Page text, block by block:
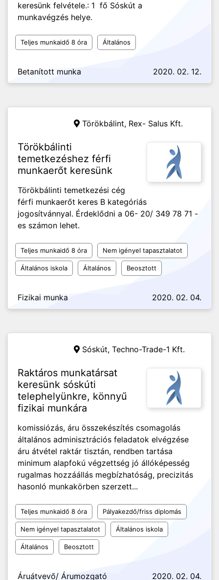
keresünk felvétele.: 1 fő Sóskút a
munkavégzés helye.
Teljes munkaidő 8 óra Általános
Betanított munka 2020. 02. 12.
Törökbálint, Rex- Salus Kft.
Törökbálinti
temetkezéshez férfi
munkaerőt keresünk
Törökbálinti temetkezési cég
férfi munkaerőt keres B kategóriás
jogosítvánnyal. Érdeklődni a 06- 20/ 349 78 71 -
es számon lehet.
Teljes munkaidő 8 óra Nem igényel tapasztalatot
Általános iskola Általános Beosztott
Fizikai munka 2020. 02. 04.
Sóskút, Techno-Trade-1 Kft.
Raktáros munkatársat
keresünk sóskúti
telephelyünkre, könnyű
fizikai munkára
komissiózás, áru összekészítés csomagolás
általános adminisztrációs feladatok elvégzése
áru átvétel raktár tisztán, rendben tartása
minimum alapfokú végzettség jó állóképesség
rugalmas hozzáállás megbízhatóság, precizitás
hasonló munkakörben szerzett...
Teljes munkaidő 8 óra Pályakezdő/friss diplomás
Nem igényel tapasztalatot Általános iskola
Általános Beosztott
Áruátvevő/ Árumozgató 2020. 02. 04.